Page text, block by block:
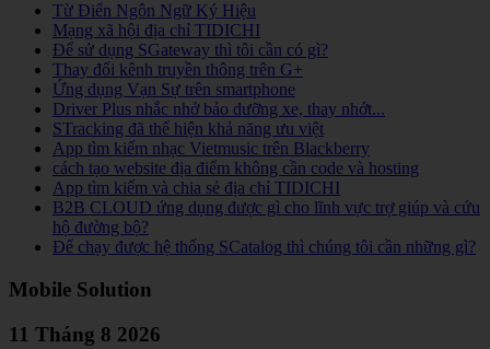
Từ Điển Ngôn Ngữ Ký Hiệu
Mạng xã hội địa chỉ TIDICHI
Để sử dụng SGateway thì tôi cần có gì?
Thay đổi kênh truyền thông trên G+
Ứng dụng Vạn Sự trên smartphone
Driver Plus nhắc nhở bảo dưỡng xe, thay nhớt...
STracking đã thể hiện khả năng ưu việt
App tìm kiếm nhạc Vietmusic trên Blackberry
cách tạo website địa điểm không cần code và hosting
App tìm kiếm và chia sẻ địa chỉ TIDICHI
B2B CLOUD ứng dụng được gì cho lĩnh vực trợ giúp và cứu
hộ đường bộ?
Để chạy được hệ thống SCatalog thì chúng tôi cần những gì?
Mobile Solution
11 Tháng 8 2026